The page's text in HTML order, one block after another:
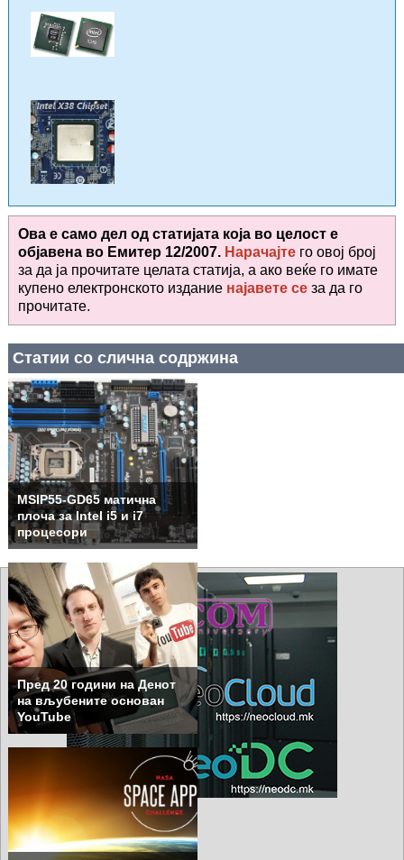
Ова е само дел од статијата која во целост е
објавена во Емитер 12/2007. Нарачајте го овој број
за да ја прочитате целата статија, а ако веќе го имате
купено електронското издание најавете се за да го
прочитате.
Статии со слична содржина
MSIP55-GD65 матична
плоча за Intel i5 и i7
процесори
Пред 20 години на Денот
на вљубените основан
YouTube